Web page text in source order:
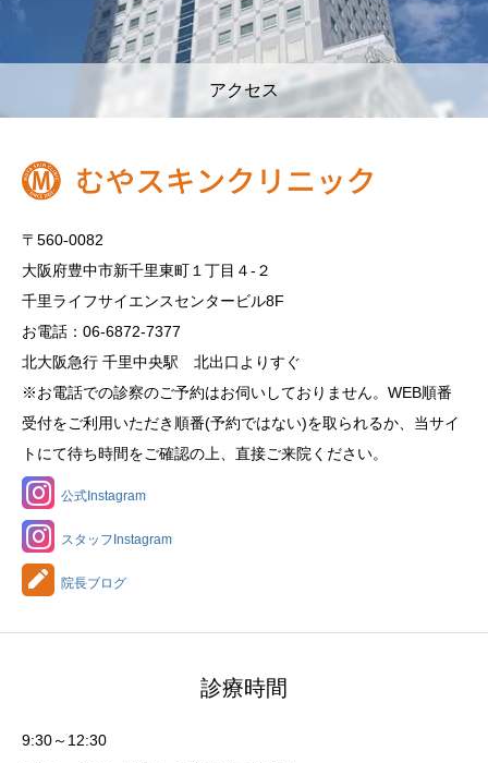
アクセス
〒560-0082
大阪府豊中市新千里東町１丁目４‐２
千里ライフサイエンスセンタービル8F
お電話：06-6872-7377
北大阪急行 千里中央駅 北出口よりすぐ
※お電話での診察のご予約はお伺いしておりません。WEB順番
受付をご利用いただき順番(予約ではない)を取られるか、当サイ
トにて待ち時間をご確認の上、直接ご来院ください。
公式Instagram
スタッフInstagram
院長ブログ
診療時間
9:30～12:30